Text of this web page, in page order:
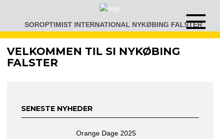
SOROPTIMIST INTERNATIONAL NYKØBING FALSTER
Åben
eller
luk
VELKOMMEN TIL SI NYKØBING
FALSTER
SENESTE NYHEDER
Orange Dage 2025